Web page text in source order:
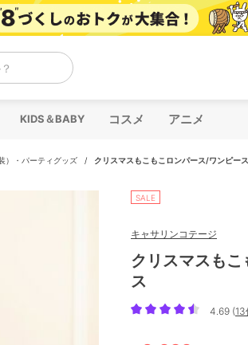
KIDS＆BABY コスメ アニメ
）・パーティグッズ / クリスマスもこもこロンパース/ワンピース
SALE
キャサリンコテージ
クリスマスも
ス
4.69 (13